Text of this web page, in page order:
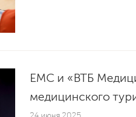
EMC и «ВТБ
медицинского